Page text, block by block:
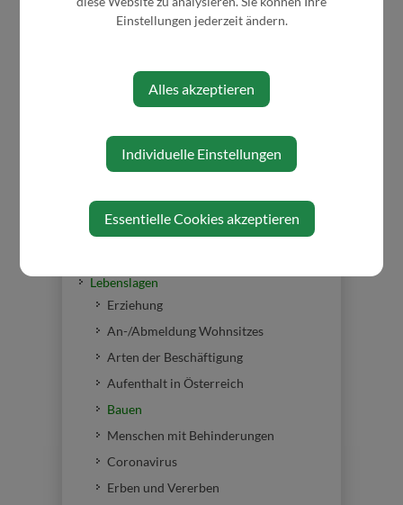
Abgaben/Gebühren
Förderungen
Bekanntgabe-Wasserzählerstand
Formulare
Müll- und Abfallbeseitigung
Sprechstunden Notarin
Lebenslagen
Erziehung
An-/Abmeldung Wohnsitzes
Arten der Beschäftigung
Aufenthalt in Österreich
Bauen
Menschen mit Behinderungen
Coronavirus
Erben und Vererben
Einstellungen jederzeit ändern.
Alles akzeptieren
Individuelle Einstellungen
Essentielle Cookies akzeptieren